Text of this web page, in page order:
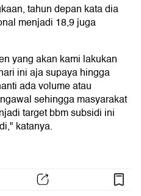
tahun depan kata dia
menjadi 18,9 juga
yang akan kami lakukan
ini aja supaya hingga
ada volume atau
sehingga masyarakat
target bbm subsidi ini
katanya.